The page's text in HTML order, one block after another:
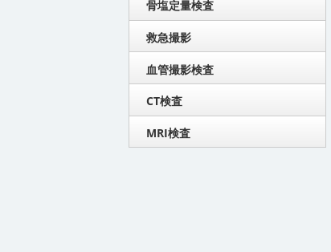
骨塩定量検査
救急撮影
血管撮影検査
CT検査
MRI検査